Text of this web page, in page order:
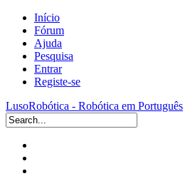
Início
Fórum
Ajuda
Pesquisa
Entrar
Registe-se
LusoRobótica - Robótica em Português